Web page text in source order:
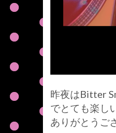
昨夜はBitter
でとても楽し
ありがとうご